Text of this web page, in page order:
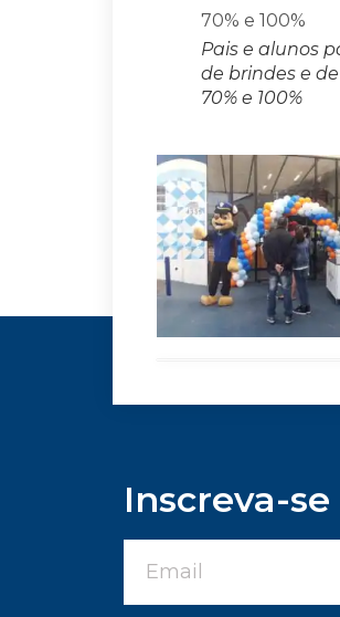
Pais e alunos
de brindes e
70% e 100%
Inscreva-